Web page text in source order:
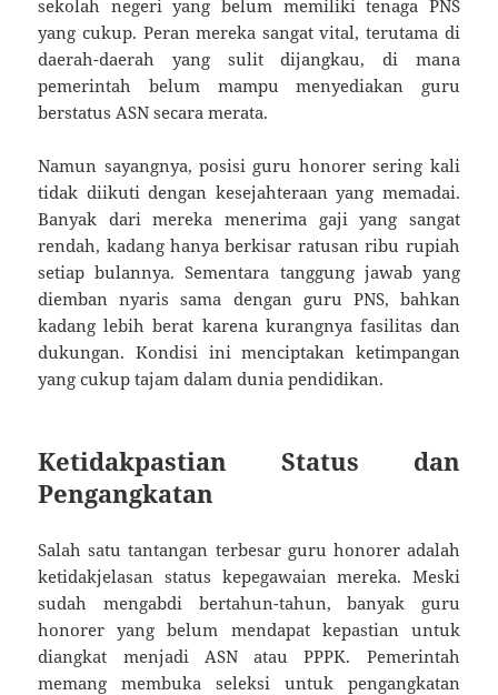
sekolah negeri yang belum memiliki tenaga PNS
yang cukup. Peran mereka sangat vital, terutama di
daerah-daerah yang sulit dijangkau, di mana
pemerintah belum mampu menyediakan guru
berstatus ASN secara merata.
Namun sayangnya, posisi guru honorer sering kali
tidak diikuti dengan kesejahteraan yang memadai.
Banyak dari mereka menerima gaji yang sangat
rendah, kadang hanya berkisar ratusan ribu rupiah
setiap bulannya. Sementara tanggung jawab yang
diemban nyaris sama dengan guru PNS, bahkan
kadang lebih berat karena kurangnya fasilitas dan
dukungan. Kondisi ini menciptakan ketimpangan
yang cukup tajam dalam dunia pendidikan.
Ketidakpastian Status dan
Pengangkatan
Salah satu tantangan terbesar guru honorer adalah
ketidakjelasan status kepegawaian mereka. Meski
sudah mengabdi bertahun-tahun, banyak guru
honorer yang belum mendapat kepastian untuk
diangkat menjadi ASN atau PPPK. Pemerintah
memang membuka seleksi untuk pengangkatan